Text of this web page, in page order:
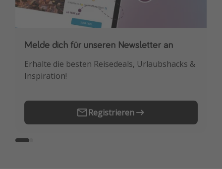
Melde dich für unseren Newsletter an
Erhalte die besten Reisedeals, Urlaubshacks &
Inspiration!
Registrieren
Downloade unsere App
Buche die besten Reiseschnäppchen als
Erstes.